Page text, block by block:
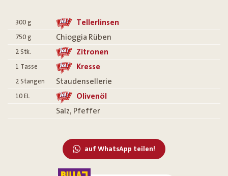
300 g Tellerlinsen
750 g Chioggia Rüben
2 Stk. Zitronen
1 Tasse Kresse
2 Stangen Staudensellerie
10 EL
Olivenöl
Salz, Pfeffer
auf WhatsApp teilen!